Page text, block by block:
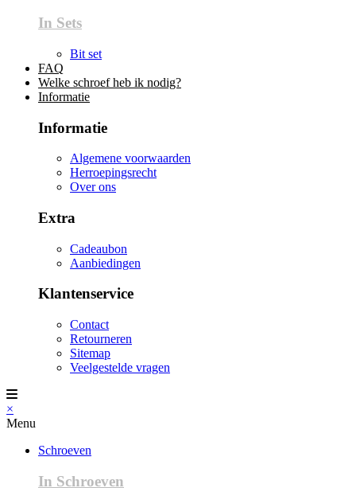
In Sets
Bit set
FAQ
Welke schroef heb ik nodig?
Informatie
Informatie
Algemene voorwaarden
Herroepingsrecht
Over ons
Extra
Cadeaubon
Aanbiedingen
Klantenservice
Contact
Retourneren
Sitemap
Veelgestelde vragen
×
Menu
Schroeven
In Schroeven